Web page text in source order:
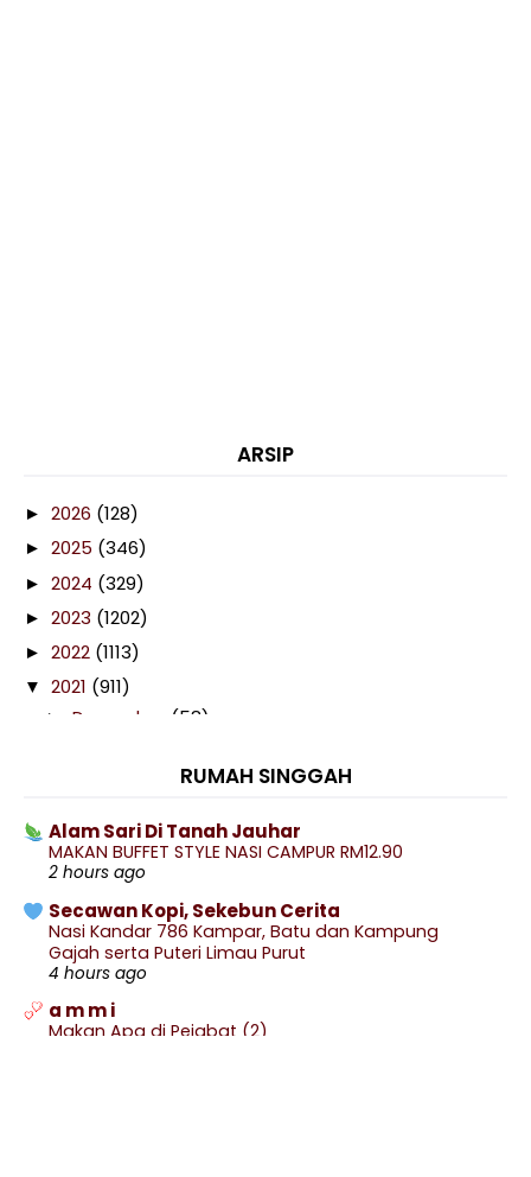
ARSIP
► 2026 (128)
► 2025 (346)
► 2024 (329)
► 2023 (1202)
► 2022 (1113)
▼ 2021 (911)
► December (58)
(97)
Telefilem Gunting Bhavana
Drama Tikam
Limau Bali Orang Punya
Link Sticker Instagram Story, Cara Swipe Up
Instag...
Avocado Berbuah Lagi
Bajet 2022 : Senarai Bantuan Belanjawan
RUMAH SINGGAH
Alam Sari Di Tanah Jauhar
MAKAN BUFFET STYLE NASI CAMPUR RM12.90
2 hours ago
Secawan Kopi, Sekebun Cerita
Nasi Kandar 786 Kampar, Batu dan Kampung
Gajah serta Puteri Limau Purut
4 hours ago
a m m i
Makan Apa di Pejabat (2)